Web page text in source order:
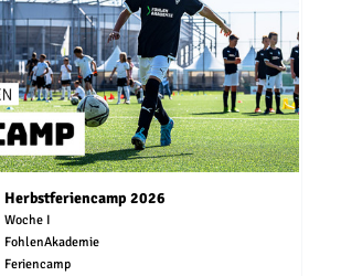
Herbstferiencamp 2026
Woche I
FohlenAkademie
Feriencamp